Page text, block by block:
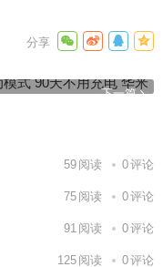
下一篇
59 阅读 0评论
75 阅读 0评论
91 阅读 0评论
125 阅读 0评论